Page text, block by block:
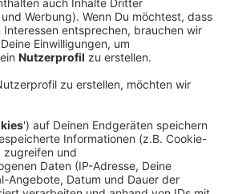
konnte weltweit bereits
Song auf Platz #6 (Peak) der
auf. In Deutschland konnte
In Love)“ Platz #36 (Peak) in